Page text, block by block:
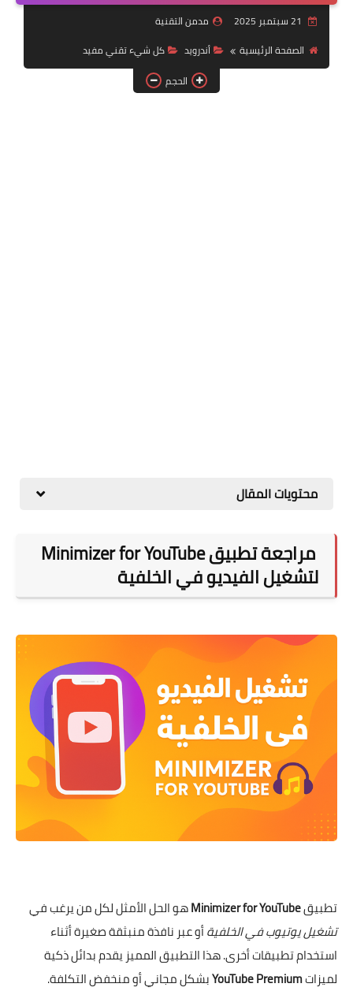
استشارات بنوك إلكترونية
Cooking
Offers
مدمن التقنية
الصفحة الرئيسية
أندرويد
كل شيء تقني مفيد
الحجم
محتويات المقال
مراجعة تطبيق Minimizer for YouTube
لتشغيل الفيديو في الخلفية
تطبيقMinimizer for YouTubeهو الحل الأمثل لكل من يرغب في
تشغيل يوتيوب في الخلفيةأو عبر نافذة منبثقة صغيرة أثناء
استخدام تطبيقات أخرى. هذا التطبيق المميز يقدم بدائل ذكية
لميزاتYouTube Premiumبشكل مجاني أو منخفض التكلفة.